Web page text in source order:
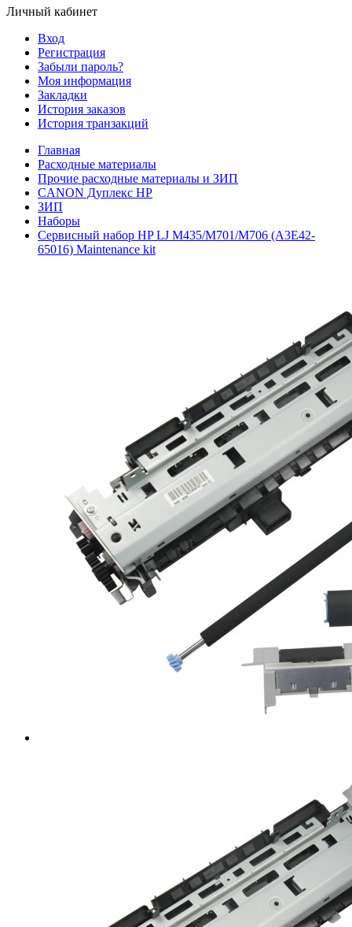
Личный кабинет
Вход
Регистрация
Забыли пароль?
Моя информация
Закладки
История заказов
История транзакций
Главная
Расходные материалы
Прочие расходные материалы и ЗИП
CANON Дуплекс HP
ЗИП
Наборы
Сервисный набор HP LJ M435/M701/M706 (A3E42-
65016) Maintenance kit